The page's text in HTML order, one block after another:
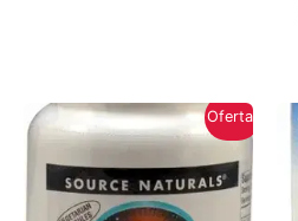
Oferta!